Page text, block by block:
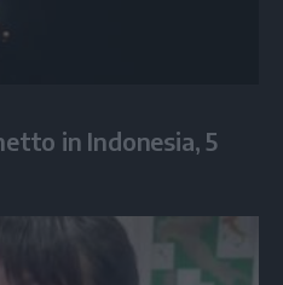
in Indonesia, 5